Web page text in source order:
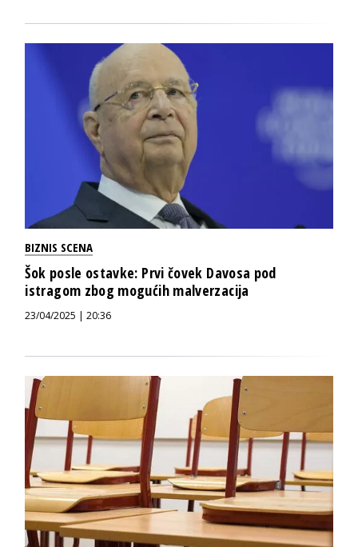
BIZNIS SCENA
Šok posle ostavke: Prvi čovek Davosa pod
istragom zbog mogućih malverzacija
23/04/2025 | 20:36